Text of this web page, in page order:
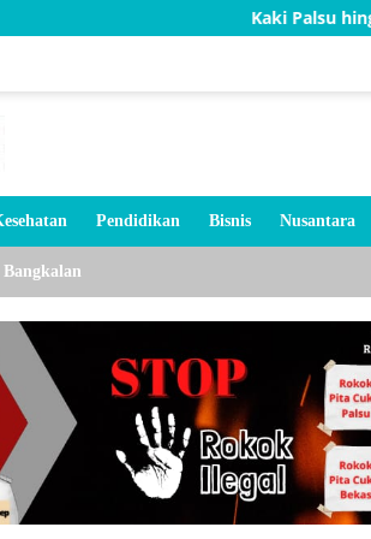
Kaki Palsu hingga Kursi Roda,
Pendidikan Bisnis Nusantara
Bangkalan